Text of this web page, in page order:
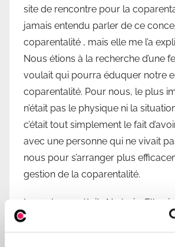
site de rencontre pour la
jamais entendu parler de ce
coparentalité , mais elle me l’a
Nous étions à la recherche d’une
voulait qui pourra éduquer notre
coparentalité. Pour nous, le plus
n’était pas le physique ni la
c’était tout simplement le fait
avec une personne qui ne vivait
nous pour s’arranger plus
gestion de la coparentalité.
La perle rare était : Noémie. Elle
route de notre maison et savait